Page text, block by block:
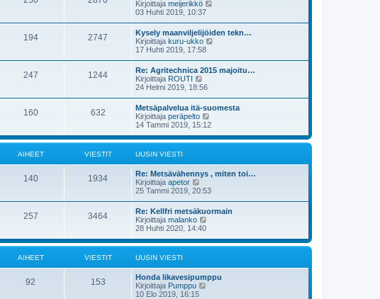
i
e
s
u
s
i
n
i
e
s
Kirjoittaja meijerikkö
t
ä
s
i
i
e
s
03 Huhti 2019, 10:37
194 2747
Kysely maanviljelijöiden tekn…
Kirjoittaja kuru-ukko
t
ä
s
i
i
e
i
17 Huhti 2019, 17:58
247 1244
Re: Agritechnica 2015 majoitu…
Kirjoittaja ROUTI
ä
ä
u
u
s
i
v
i
s
i
24 Helmi 2019, 18:56
160 632
Metsäpalvelua itä-suomesta
Kirjoittaja peräpelto
ä
t
u
s
n
v
i
i
14 Tammi 2019, 15:12
AIHEET VIESTIT UUSIN VIESTI
140 1934
Re: Metsävähennys , miten toi…
Kirjoittaja apetor
ä
ä
u
u
s
i
v
i
e
s
25 Tammi 2019, 20:53
257 3464
Re: Kellfri metsäkuormain
Kirjoittaja malanko
t
u
s
28 Huhti 2020, 14:40
AIHEET VIESTIT UUSIN VIESTI
92 153
Honda likavesipumppu
Kirjoittaja Pumppu
10 Elo 2019, 16:15